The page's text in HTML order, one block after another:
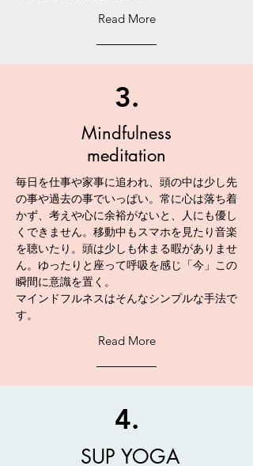
Read More
3.
Mindfulness
meditation
毎日を仕事や家事に追われ、頭の中は少し先
の事や過去の事でいっぱい。 常に心は落ち着
かず、考えや心に余裕がないと、人にも優し
くできません。 移動中もスマホを見たり音楽
を聴いたり。頭は少しも休まる暇がありませ
ん。 ゆったりと座って呼吸を感じ「今」この
瞬間に意識を置く。
マインドフルネスはそんなシンプルな手法で
す。
Read More
4.
SUP YOGA